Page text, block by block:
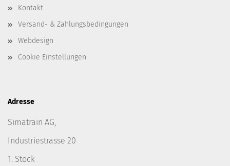
Kontakt
Versand- & Zahlungsbedingungen
Webdesign
Cookie Einstellungen
Adresse
Simatrain AG,
Industriestrasse 20
1. Stock